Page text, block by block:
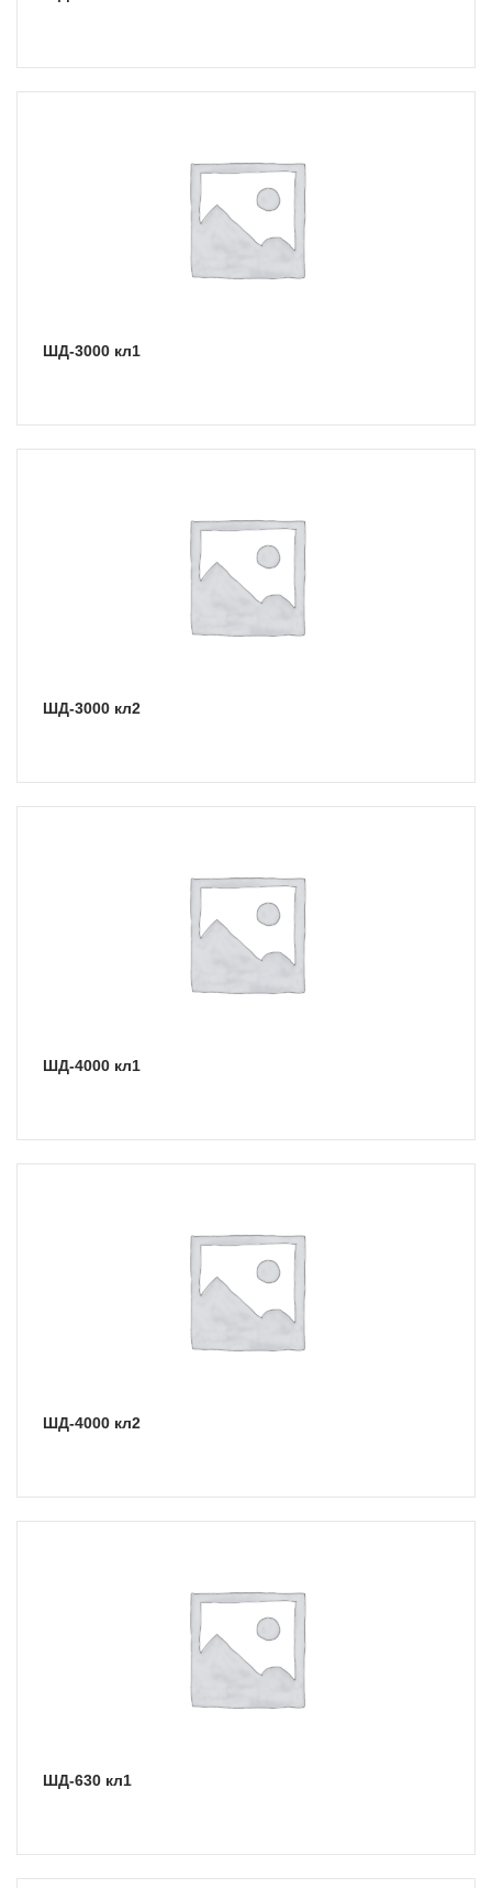
ШД-3000 кл1
ШД-3000 кл2
ШД-4000 кл1
ШД-4000 кл2
ШД-630 кл1